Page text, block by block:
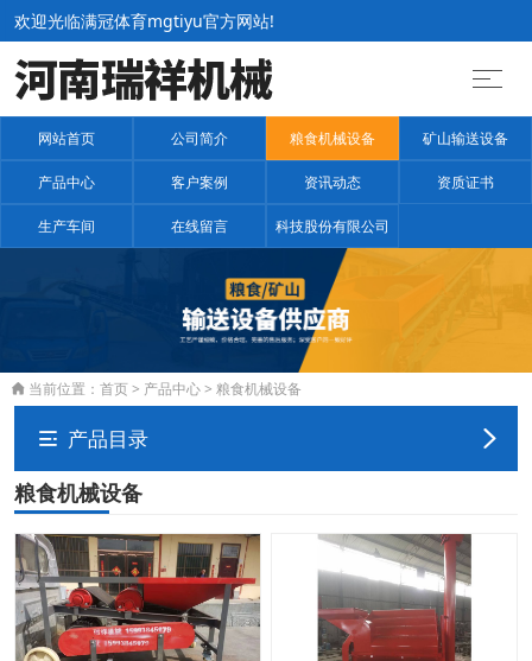
欢迎光临满冠体育mgtiyu官方网站!
网站首页 公司简介 粮食机械设备 矿山输送设备
产品中心 客户案例 资讯动态 资质证书
生产车间 在线留言 科技股份有限公司
 当前位置： 首页> 产品中心> 粮食机械设备
 产品目录 
粮食机械设备